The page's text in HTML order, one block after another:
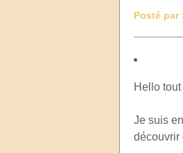
Posté par
Hello
Je suis
découvrir